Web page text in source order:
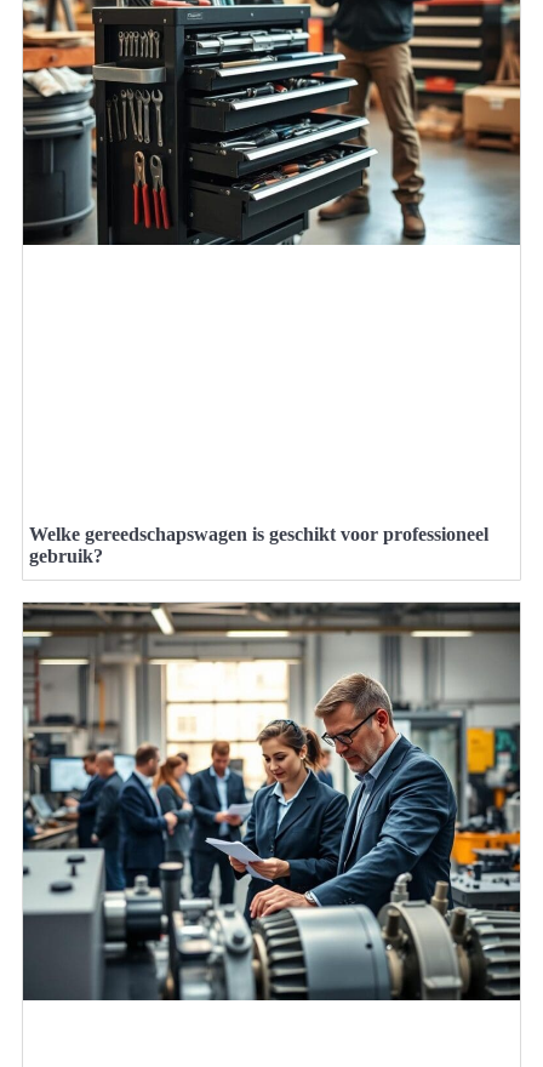
Welke gereedschapswagen is geschikt voor professioneel
gebruik?